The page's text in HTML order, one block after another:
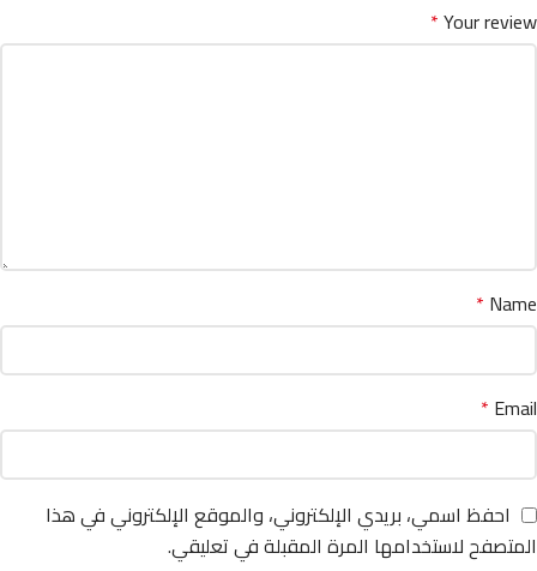
Your review
*
Name
*
Email
*
احفظ اسمي، بريدي الإلكتروني، والموقع الإلكتروني في هذا
المتصفح لاستخدامها المرة المقبلة في تعليقي.